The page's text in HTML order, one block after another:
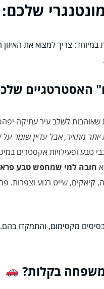
שלכם:
צריך למצוא את
לשלב עיר עתיקה
מתוייר, אבל עדיין שומר על
טבע ופעילויות אקסטרים
חובה למי שמחפש טבע פראי
קיאקים, שייט רגוע וצפרות.
מקסימום, והתמקדו